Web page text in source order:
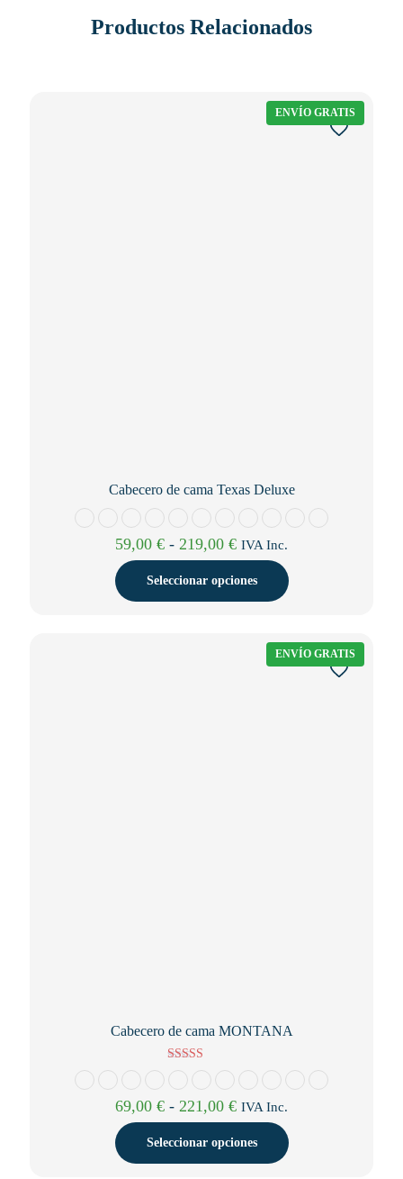
Productos Relacionados
ENVÍO GRATIS
Cabecero de cama Texas Deluxe
59,00 € - 219,00 €Rango
de
precios:
219,00 €
IVA Inc.
Seleccionar opciones
ENVÍO GRATIS
Cabecero de cama MONTANA
69,00 € - 221,00 €Rango
de
precios:
IVA Inc.
Seleccionar opciones